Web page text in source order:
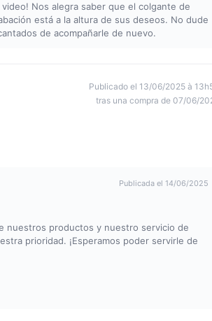
Nos alegra saber que el colgante de
está a la altura de sus deseos. No dude
de acompañarle de nuevo.
Publicado el 13/06/2025 à
tras una compra de 07/06/
Publicada el 14/06/2025
nuestros productos y nuestro servicio de
prioridad. ¡Esperamos poder servirle de